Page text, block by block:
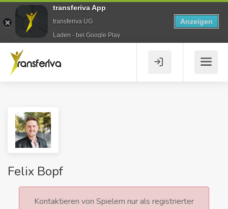
Felix Bopf
Kontaktieren von Spielern nur als registrierter
transferiva App
transferiva UG
Laden - bei Google Play
Anzeigen